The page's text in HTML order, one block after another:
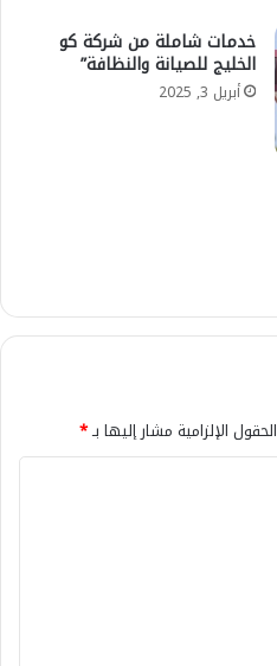
خدمات شاملة من شركة كو
الخليج للصيانة والنظافة”
أبريل 3, 2025
الحقول الإلزامية مشار إليها بـ*